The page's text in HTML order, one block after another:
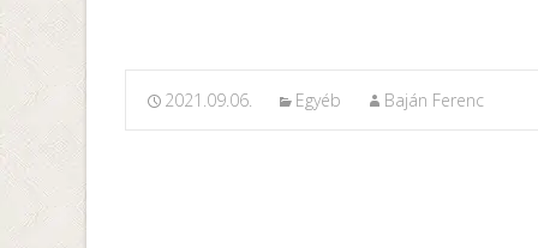
2021.09.06. Egyéb Baján Ferenc